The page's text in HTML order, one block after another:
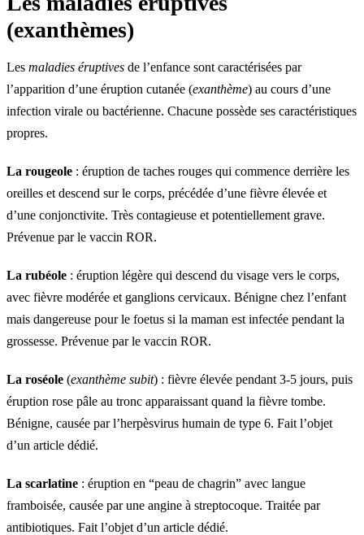
(exanthèmes)
Les maladies éruptives de l’enfance sont caractérisées par
l’apparition d’une éruption cutanée (exanthème) au cours d’une
infection virale ou bactérienne. Chacune possède ses caractéristiques
propres.
La rougeole : éruption de taches rouges qui commence derrière les
oreilles et descend sur le corps, précédée d’une fièvre élevée et
d’une conjonctivite. Très contagieuse et potentiellement grave.
Prévenue par le vaccin ROR.
La rubéole : éruption légère qui descend du visage vers le corps,
avec fièvre modérée et ganglions cervicaux. Bénigne chez l’enfant
mais dangereuse pour le foetus si la maman est infectée pendant la
grossesse. Prévenue par le vaccin ROR.
La roséole (exanthème subit) : fièvre élevée pendant 3-5 jours, puis
éruption rose pâle au tronc apparaissant quand la fièvre tombe.
Bénigne, causée par l’herpèsvirus humain de type 6. Fait l’objet
d’un article dédié.
La scarlatine : éruption en “peau de chagrin” avec langue
framboisée, causée par une angine à streptocoque. Traitée par
antibiotiques. Fait l’objet d’un article dédié.